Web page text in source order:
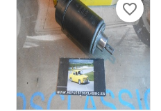
favorite_border